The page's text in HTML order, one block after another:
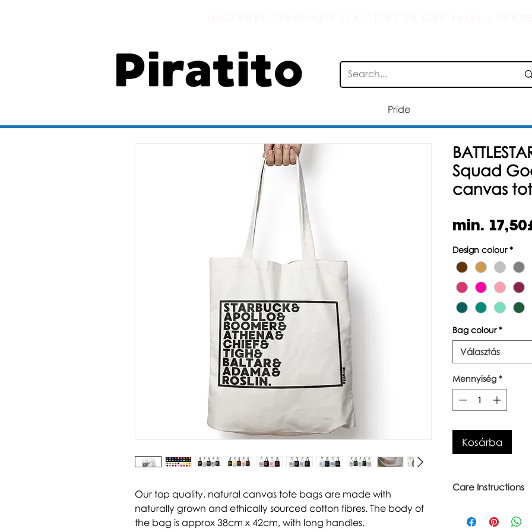
Pride
Our top quality, natural canvas tote bags are made with
naturally grown and ethically sourced cotton fibres. The body of
the bag is approx 38cm x 42cm, with long handles.
Squad
canvas
min.
Design colour *
Bag colour *
Választás
Mennyiség *
Kosárba
Care Instructions
Iron inside out